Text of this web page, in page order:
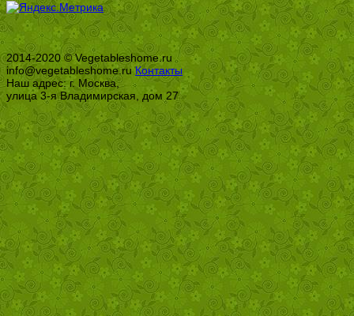
2014-2020 © Vegetableshome.ru
info@vegetableshome.ruКонтакты
Наш адрес: г. Москва,
улица 3-я Владимирская, дом 27